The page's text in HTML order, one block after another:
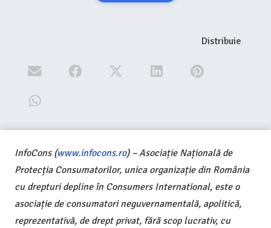
Distribuie
InfoCons (www.infocons.ro) – Asociație Națională de
Protecția Consumatorilor, unica organizație din România
cu drepturi depline în Consumers International, este o
asociație de consumatori neguvernamentală, apolitică,
reprezentativă, de drept privat, fără scop lucrativ, cu